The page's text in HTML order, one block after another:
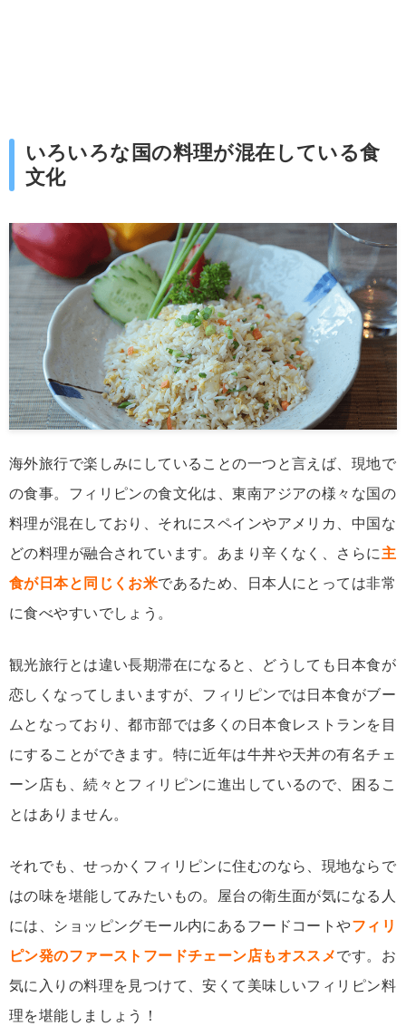
いろいろな国の料理が混在している食
文化
海外旅行で楽しみにしていることの一つと言えば、現地で
の食事。フィリピンの食文化は、東南アジアの様々な国の
料理が混在しており、それにスペインやアメリカ、中国な
どの料理が融合されています。あまり辛くなく、さらに主
食が日本と同じくお米であるため、日本人にとっては非常
に食べやすいでしょう。
観光旅行とは違い長期滞在になると、どうしても日本食が
恋しくなってしまいますが、フィリピンでは日本食がブー
ムとなっており、都市部では多くの日本食レストランを目
にすることができます。特に近年は牛丼や天丼の有名チェ
ーン店も、続々とフィリピンに進出しているので、困るこ
とはありません。
それでも、せっかくフィリピンに住むのなら、現地ならで
はの味を堪能してみたいもの。屋台の衛生面が気になる人
には、ショッピングモール内にあるフードコートやフィリ
ピン発のファーストフードチェーン店もオススメです。お
気に入りの料理を見つけて、安くて美味しいフィリピン料
理を堪能しましょう！